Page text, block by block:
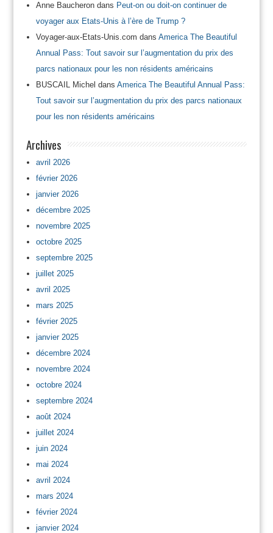
Anne Baucherondans Peut-on ou doit-on continuer de
voyager aux Etats-Unis à l’ère de Trump ?
Voyager-aux-Etats-Unis.com dans America The Beautiful
Annual Pass: Tout savoir sur l’augmentation du prix des
parcs nationaux pour les non résidents américains
BUSCAIL Michel dans America The Beautiful Annual Pass:
Tout savoir sur l’augmentation du prix des parcs nationaux
pour les non résidents américains
Archives
avril 2026
février 2026
janvier 2026
décembre 2025
novembre 2025
octobre 2025
septembre 2025
juillet 2025
avril 2025
mars 2025
février 2025
janvier 2025
décembre 2024
novembre 2024
octobre 2024
septembre 2024
août 2024
juillet 2024
juin 2024
mai 2024
avril 2024
mars 2024
février 2024
janvier 2024